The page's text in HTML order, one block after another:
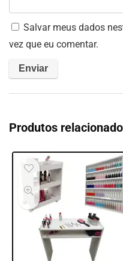
Salvar meus dados
vez que eu comentar.
Produtos